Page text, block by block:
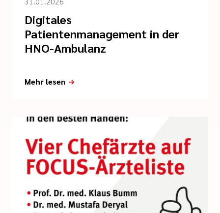
Digitales
Patientenmanagement in der
HNO-Ambulanz
Mehr lesen